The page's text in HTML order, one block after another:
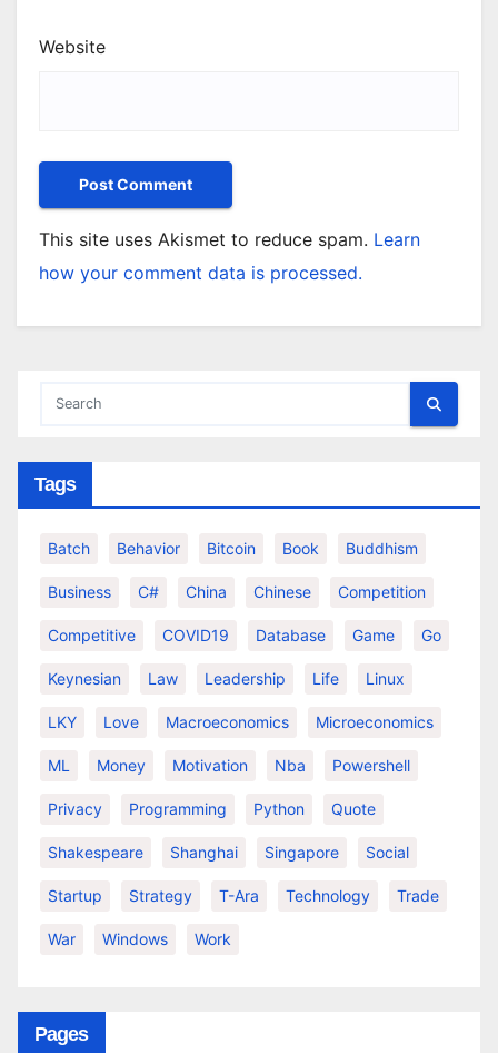
Website
This site uses Akismet to reduce spam. Learn
how your comment data is processed.
Tags
Batch Behavior Bitcoin Book Buddhism
Business C# China Chinese Competition
Competitive COVID19 Database Game Go
Keynesian Law Leadership Life Linux
LKY Love Macroeconomics Microeconomics
ML Money Motivation Nba Powershell
Privacy Programming Python Quote
Shakespeare Shanghai Singapore Social
Startup Strategy T-Ara Technology Trade
War Windows Work
Pages